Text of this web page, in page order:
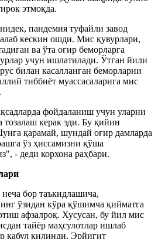
этмоқда.
пандемия туфайли завод
кескин ошди. Мис қувурлари,
ва ўта оғир беморларга
учун ишлатилади. Ўтган йили
билан касалланган беморларни
тиббиёт муассасаларига мис
фойдаланиш учун уларни
тозалаш керак эди. Бу қийин
қарамай, шундай оғир дамларда
ўз ҳиссамизни қўша
- деди корхона раҳбари.
бор таъкидлашича,
ўзидан кўра қўшимча қийматга
афзалроқ. Хусусан, бу йил мис
тайёр маҳсулотлар ишлаб
қабул қилинди. Эрйигит